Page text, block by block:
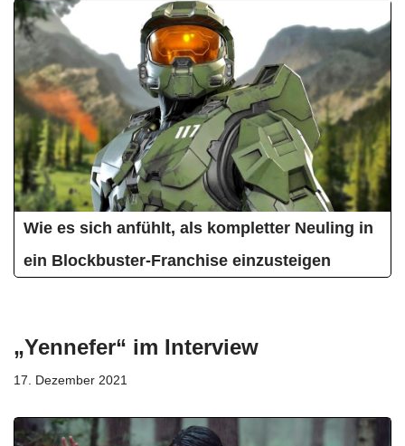
Wie es sich anfühlt, als kompletter Neuling in
ein Blockbuster-Franchise einzusteigen
„Yennefer“ im Interview
17. Dezember 2021